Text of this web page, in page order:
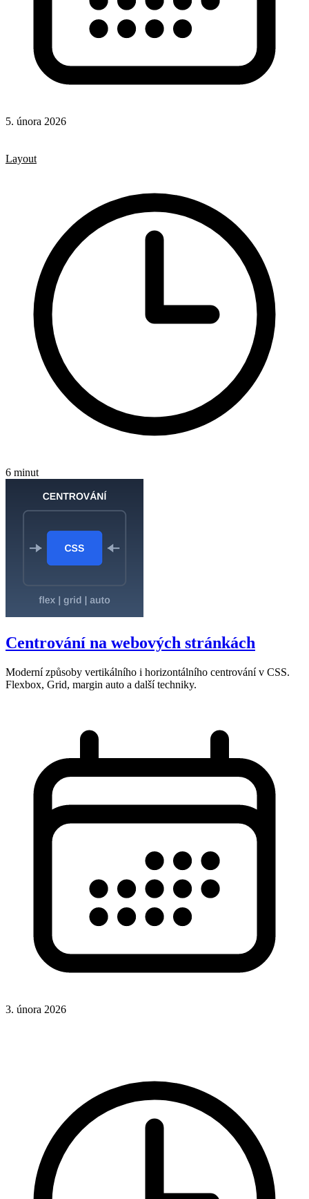
5. února 2026
Layout
6 minut
Centrování na webových stránkách
Moderní způsoby vertikálního i horizontálního centrování v CSS.
Flexbox, Grid, margin auto a další techniky.
3. února 2026